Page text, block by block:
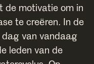
de motivatie om in
te creëren. In de
van vandaag
leden van de